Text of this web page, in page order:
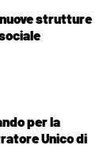
strutture
per la
Unico di